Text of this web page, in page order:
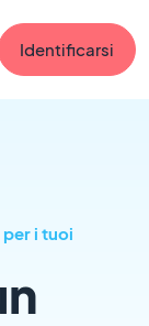
Identificarsi
i tuoi